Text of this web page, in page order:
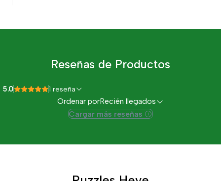
Reseñas de Productos
5.0 1 reseña
Ordenar porRecién llegados
Cargar más reseñas